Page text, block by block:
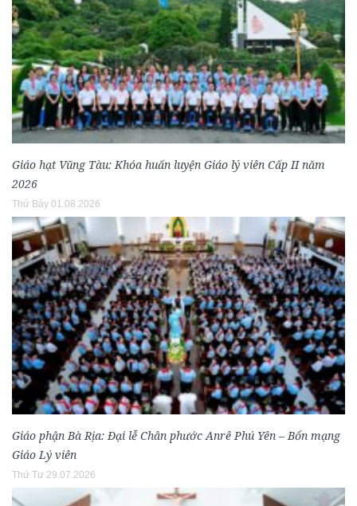
Giáo hạt Vũng Tàu: Khóa huấn luyện Giáo lý viên Cấp II năm
2026
Thứ Bảy 01.08.2026
Giáo phận Bà Rịa: Đại lễ Chân phước Anrê Phú Yên – Bổn mạng
Giáo Lý viên
Thứ Tư 29.07.2026